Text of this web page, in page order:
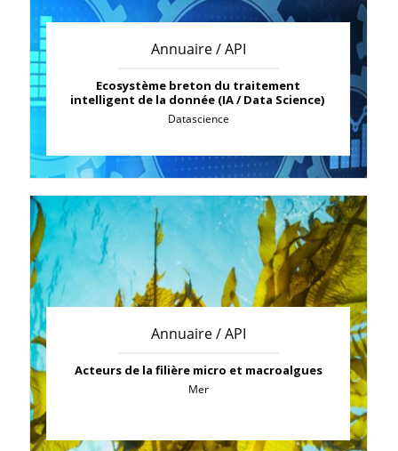
Annuaire / API
Ecosystème breton du traitement
intelligent de la donnée (IA / Data Science)
Datascience
Annuaire / API
Acteurs de la filière micro et macroalgues
Mer